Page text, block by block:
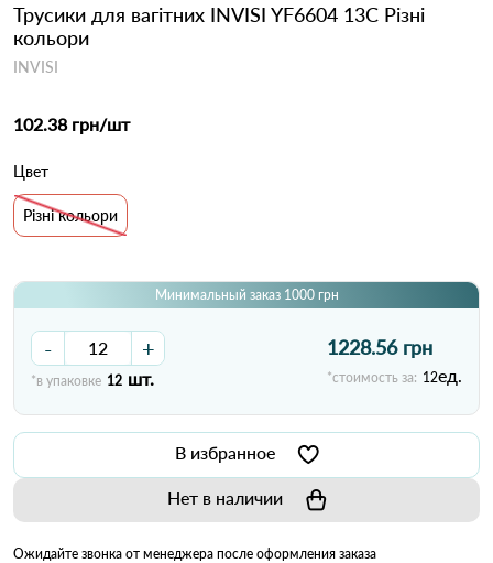
Трусики для вагітних INVISI YF6604 13C Різні
кольори
INVISI
102.38 грн/шт
Цвет
Різні кольори
Минимальный заказ 1000 грн
- +
*в упаковке 12 шт.
1228.56 грн
*стоимость за: 12ед.
В избранное
Нет в наличии
Ожидайте звонка от менеджера после оформления заказа